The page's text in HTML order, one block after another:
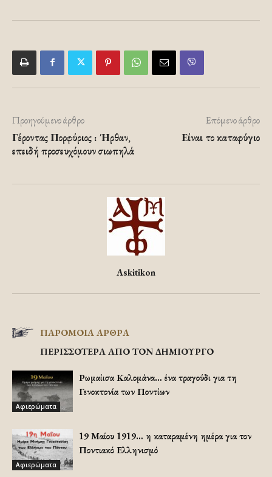
Προηγούμενο άρθρο
Γέροντας Πορφύριος : Ήρθαν,
επειδή προσευχόμουν σιωπηλά
Επόμενο άρθρο
Είναι το καταφύγιο
Askitikon
ΠΑΡΟΜΟΙΑ ΑΡΘΡΑ
ΠΕΡΙΣΣΟΤΕΡΑ ΑΠΟ ΤΟΝ ΔΗΜΙΟΥΡΓΟ
Αφιερώματα
Ρωμαίισα Καλομάνα… ένα τραγούδι για τη
Γενοκτονία των Ποντίων
Αφιερώματα
19 Μαίου 1919… η καταραμένη ημέρα για τον
Ποντιακό Ελληνισμό